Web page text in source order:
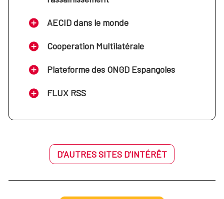
AECID dans le monde
Cooperation Multilatérale
Plateforme des ONGD Espangoles
FLUX RSS
D’AUTRES SITES D’INTÉRÊT